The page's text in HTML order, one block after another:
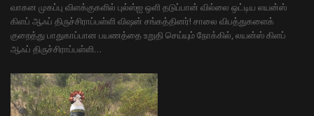
வாகன முகப்பு விளக்குகளில் புல்ஸ்ஐ ஒளி தடுப்பான் வில்லை ஒட்டிய லயன்ஸ்
கிளப் ஆஃப் திருச்சிராப்பள்ளி விஷன் சங்கத்தினர்! சாலை விபத்துகளைக்
குறைத்து பாதுகாப்பான பயணத்தை உறுதி செய்யும் நோக்கில், லயன்ஸ் கிளப்
ஆஃப் திருச்சிராப்பள்ளி…